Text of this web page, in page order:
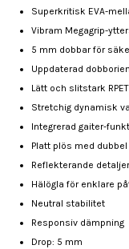
Superkritisk EVA-
Vibram Megagrip-
5 mm dobbar för
Uppdaterad
Lätt och slitstark
Stretchig dynamisk
Integrerad gaiter-
Platt plös med
Reflekterande
Hälögla för enklare
Neutral stabilitet
Responsiv dämpning
Drop: 5 mm